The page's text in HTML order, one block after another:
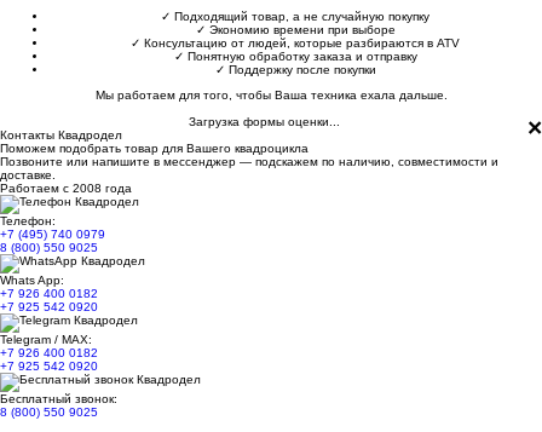
✓ Подходящий товар, а не случайную покупку
✓ Экономию времени при выборе
✓ Консультацию от людей, которые разбираются в ATV
✓ Понятную обработку заказа и отправку
✓ Поддержку после покупки
Мы работаем для того, чтобы Ваша техника ехала дальше.
×
Загрузка формы оценки...
Контакты Квадродел
Поможем подобрать товар для Вашего квадроцикла
Позвоните или напишите в мессенджер — подскажем по наличию, совместимости и
доставке.
Работаем с 2008 года
Телефон:
+7 (495) 740 0979
8 (800) 550 9025
Whats App:
+7 926 400 0182
+7 925 542 0920
Telegram / MAX:
+7 926 400 0182
+7 925 542 0920
Бесплатный звонок:
8 (800) 550 9025